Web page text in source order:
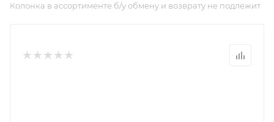
Колонка в ассортименте б/у обмену и возврату не подлежит